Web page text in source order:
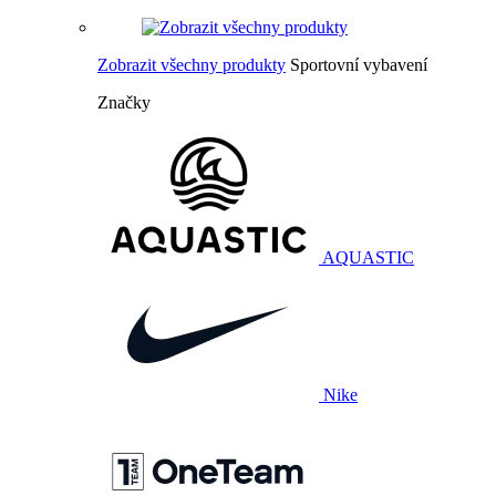
Zobrazit všechny produkty Sportovní vybavení
Značky
AQUASTIC
Nike